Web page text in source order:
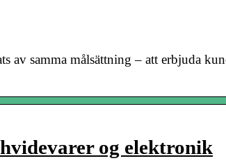
av samma målsättning – att erbjuda
og elektronik